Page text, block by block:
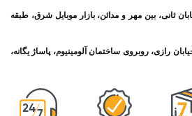
ثانی، بین مهر و مدائن، بازار موبایل شرق، طبقه
رازی، روبروی ساختمان آلومینیوم، پاساژ یگانه،